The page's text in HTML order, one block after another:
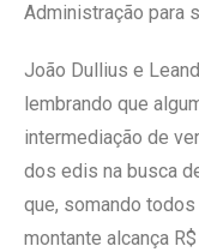
Administração para
João Dullius e
lembrando que
intermediação de
dos edis na busca
que, somando
montante alcança